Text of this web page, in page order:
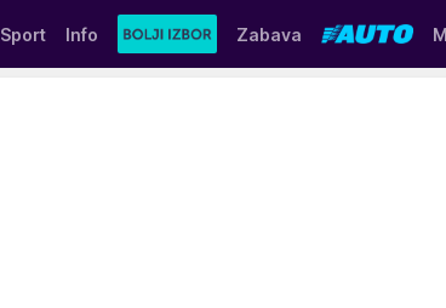
Sport Info Zabava